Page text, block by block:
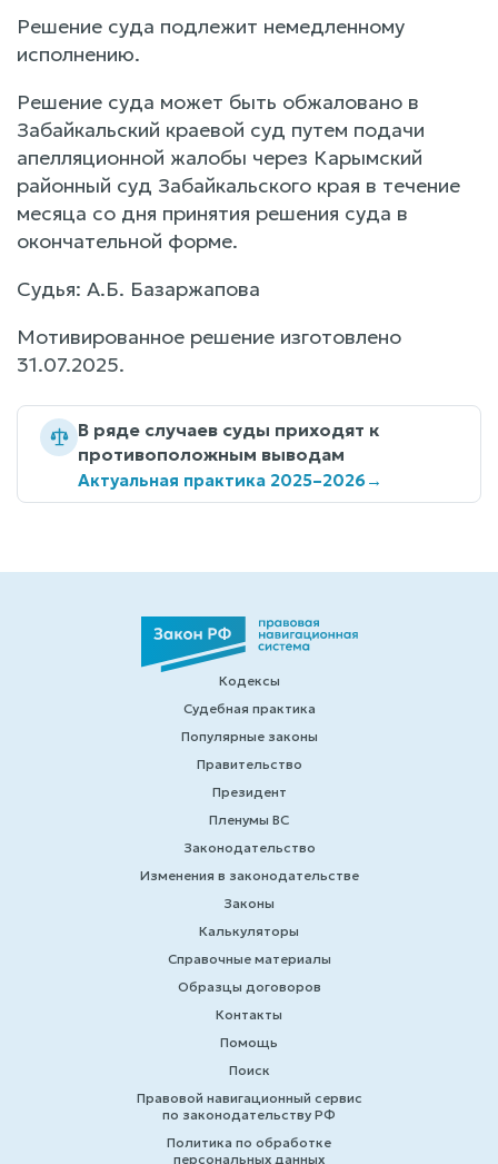
Решение суда подлежит немедленному
исполнению.
Решение суда может быть обжаловано в
Забайкальский краевой суд путем подачи
апелляционной жалобы через Карымский
районный суд Забайкальского края в течение
месяца со дня принятия решения суда в
окончательной форме.
Судья: А.Б. Базаржапова
Мотивированное решение изготовлено
31.07.2025.
В ряде случаев суды приходят к
противоположным выводам
Актуальная практика 2025–2026→
Кодексы
Судебная практика
Популярные законы
Правительство
Президент
Пленумы ВС
Законодательство
Изменения в законодательстве
Законы
Калькуляторы
Справочные материалы
Образцы договоров
Контакты
Помощь
Поиск
Правовой навигационный сервис
по законодательству РФ
Политика по обработке
персональных данных